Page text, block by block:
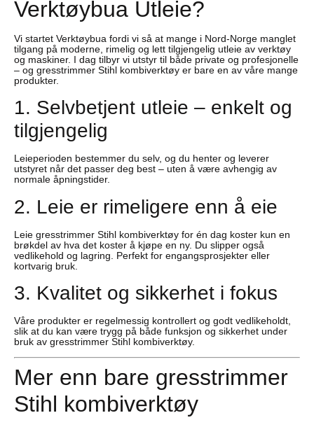
Verktøybua Utleie?
Vi startet Verktøybua fordi vi så at mange i Nord-Norge manglet
tilgang på moderne, rimelig og lett tilgjengelig utleie av verktøy
og maskiner. I dag tilbyr vi utstyr til både private og profesjonelle
– og gresstrimmer Stihl kombiverktøy er bare en av våre mange
produkter.
1. Selvbetjent utleie – enkelt og
tilgjengelig
Leieperioden bestemmer du selv, og du henter og leverer
utstyret når det passer deg best – uten å være avhengig av
normale åpningstider.
2. Leie er rimeligere enn å eie
Leie gresstrimmer Stihl kombiverktøy for én dag koster kun en
brøkdel av hva det koster å kjøpe en ny. Du slipper også
vedlikehold og lagring. Perfekt for engangsprosjekter eller
kortvarig bruk.
3. Kvalitet og sikkerhet i fokus
Våre produkter er regelmessig kontrollert og godt vedlikeholdt,
slik at du kan være trygg på både funksjon og sikkerhet under
bruk av gresstrimmer Stihl kombiverktøy.
Mer enn bare gresstrimmer
Stihl kombiverktøy